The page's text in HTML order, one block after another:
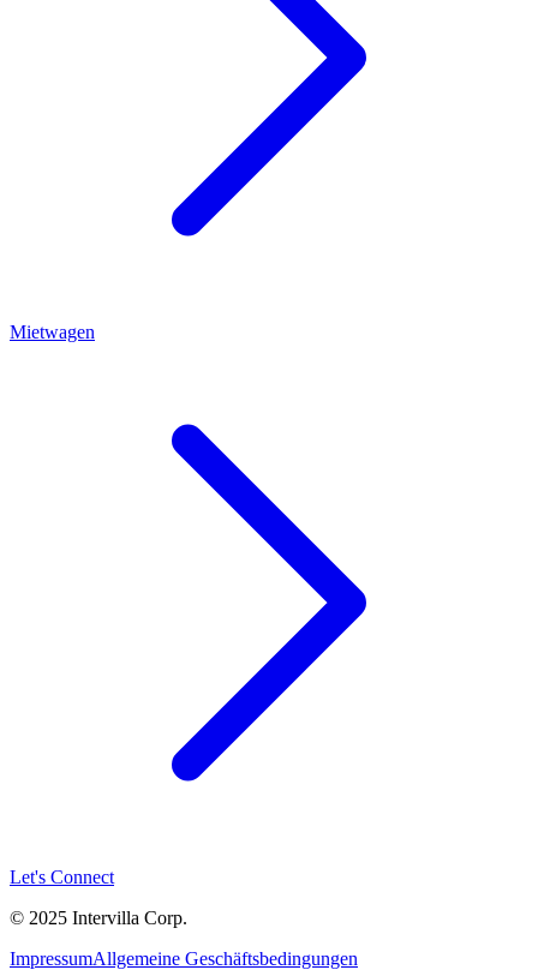
Mietwagen
Let's Connect
© 2025 Intervilla Corp.
ImpressumAllgemeine Geschäftsbedingungen